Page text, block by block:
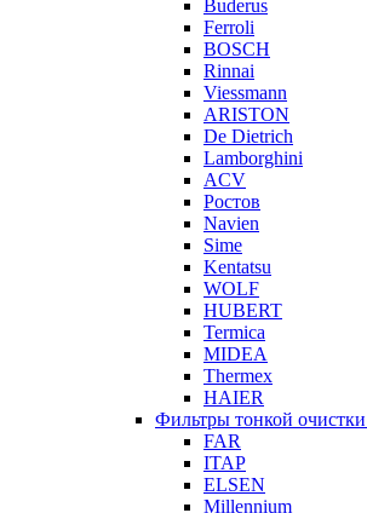
Buderus
Ferroli
BOSCH
Rinnai
Viessmann
ARISTON
De Dietrich
Lamborghini
ACV
Ростов
Navien
Sime
Kentatsu
WOLF
HUBERT
Termica
MIDEA
Thermex
HAIER
Фильтры тонкой очистки
FAR
ITAP
ELSEN
Millennium